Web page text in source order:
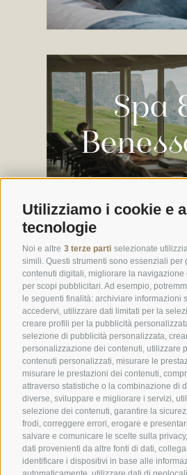
Utilizziamo i cookie e
tecnologie
Noi e altre 3 terze parti selezionate
simili. Questi strumenti sono essenziali per
contenuti digitali, migliorare la navigazione
per scopi pubblicitari. Ad esempio,
le seguenti finalità: archiviare informazioni
accedervi, utilizzare dati limitati per la
creare profili per la pubblicità
selezione di pubblicità personalizzata,
personalizzazione dei contenuti, utilizzare
contenuti personalizzati, misurare le
misurare le prestazioni dei contenuti,
attraverso statistiche o la combinazione di
diverse, sviluppare e migliorare i servizi,
selezione dei contenuti, garantire la
frodi, correggere errori, erogare e
salvare e comunicare le scelte sulla
dati provenienti da altre fonti di dati,
identificare i dispositivi in base alle
Spa
Home
Camere
Offerte
Cucina
Natura & Attività
Note
©
Telefono: +39 0471 727915
E-Mail: info@goldknopf.com